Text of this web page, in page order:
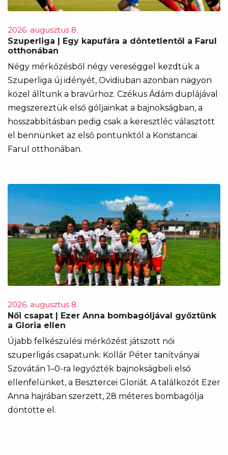
2026. augusztus 8.
Szuperliga | Egy kapufára a döntetlentől a Farul
otthonában
Négy mérkőzésből négy vereséggel kezdtük a
Szuperliga új idényét, Ovidiuban azonban nagyon
közel álltunk a bravúrhoz. Czékus Ádám duplájával
megszereztük első góljainkat a bajnokságban, a
hosszabbításban pedig csak a keresztléc választott
el bennünket az első pontunktól a Konstancai
Farul otthonában.
2026. augusztus 8.
Női csapat | Ezer Anna bombagóljával győztünk
a Gloria ellen
Újabb felkészülési mérkőzést játszott női
szuperligás csapatunk: Kollár Péter tanítványai
Szovátán 1–0-ra legyőzték bajnokságbeli első
ellenfelünket, a Besztercei Gloriát. A találkozót Ezer
Anna hajrában szerzett, 28 méteres bombagólja
döntötte el.